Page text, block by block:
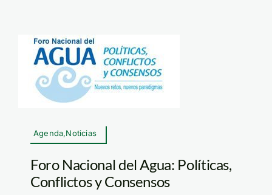
Agenda,Noticias
Foro Nacional del Agua: Políticas,
Conflictos y Consensos